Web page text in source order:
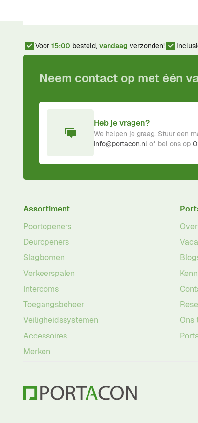
Voor 15:00 besteld, vandaag verzonden!
Neem contact op met één
Heb je vragen?
We helpen je graag. Stuur een
info@portacon.nl of bel ons op
Assortiment
Poortopeners
Deuropeners
Slagbomen
Verkeerspalen
Intercoms
Toegangsbeheer
Veiligheidssystemen
Accessoires
Merken
Ons